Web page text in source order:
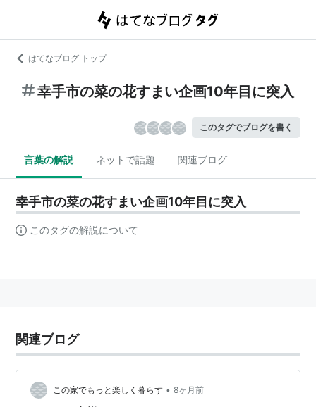
はてなブログ トップ
幸手市の菜の花すまい企画10年目に突入
このタグでブログを書く
言葉の解説 ネットで話題 関連ブログ
幸手市の菜の花すまい企画10年目に突入
このタグの解説について
関連ブログ
この家でもっと楽しく暮らす • 8ヶ月前